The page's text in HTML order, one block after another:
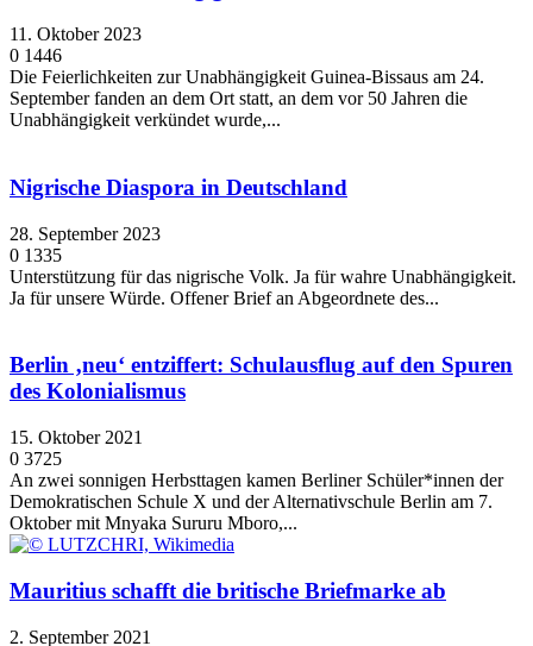
11. Oktober 2023
0 1446
Die Feierlichkeiten zur Unabhängigkeit Guinea-Bissaus am 24.
September fanden an dem Ort statt, an dem vor 50 Jahren die
Unabhängigkeit verkündet wurde,...
Nigrische Diaspora in Deutschland
28. September 2023
0 1335
Unterstützung für das nigrische Volk. Ja für wahre Unabhängigkeit.
Ja für unsere Würde. Offener Brief an Abgeordnete des...
Berlin ‚neu‘ entziffert: Schulausflug auf den Spuren
des Kolonialismus
15. Oktober 2021
0 3725
An zwei sonnigen Herbsttagen kamen Berliner Schüler*innen der
Demokratischen Schule X und der Alternativschule Berlin am 7.
Oktober mit Mnyaka Sururu Mboro,...
Mauritius schafft die britische Briefmarke ab
2. September 2021